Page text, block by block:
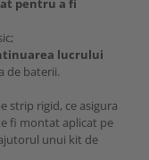
pentru a fi
lucrului
de baterii.
strip rigid, ce asigura
fi montat aplicat pe
unui kit de